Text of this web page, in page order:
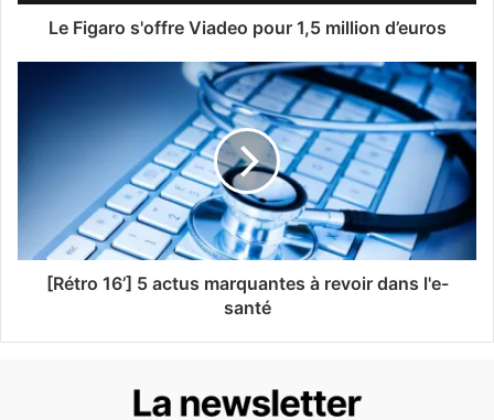
Le Figaro s'offre Viadeo pour 1,5 million d’euros
[Rétro 16’] 5 actus marquantes à revoir dans l'e-
santé